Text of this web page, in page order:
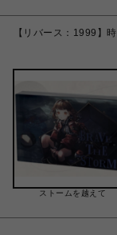
【リバース：1999】
ストームを越えて